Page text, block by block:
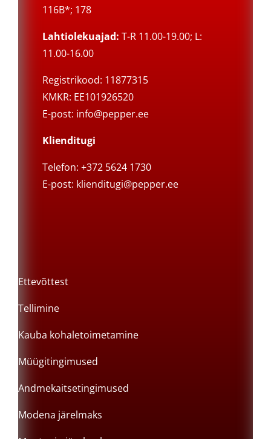
116B*; 178
Lahtiolekuajad: T-R 11.00-19.00; L:
11.00-16.00
Registrikood: 11877315
KMKR: EE101926520
E-post: info@pepper.ee
Klienditugi
Telefon: +372 5624 1730
E-post: klienditugi@pepper.ee
Ettevõttest
Tellimine
Kauba kohaletoimetamine
Müügitingimused
Andmekaitsetingimused
Modena järelmaks